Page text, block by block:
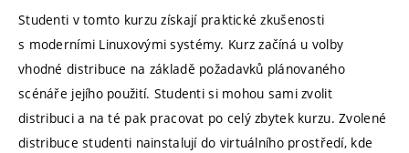
Studenti v tomto kurzu získají praktické zkušenosti
s moderními Linuxovými systémy. Kurz začíná u volby
vhodné distribuce na základě požadavků plánovaného
scénáře jejího použití. Studenti si mohou sami zvolit
distribuci a na té pak pracovat po celý zbytek kurzu. Zvolené
distribuce studenti nainstalují do virtuálního prostředí, kde